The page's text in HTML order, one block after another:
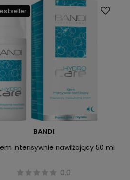
BANDI
intensywnie nawilżający 50 ml
0.0